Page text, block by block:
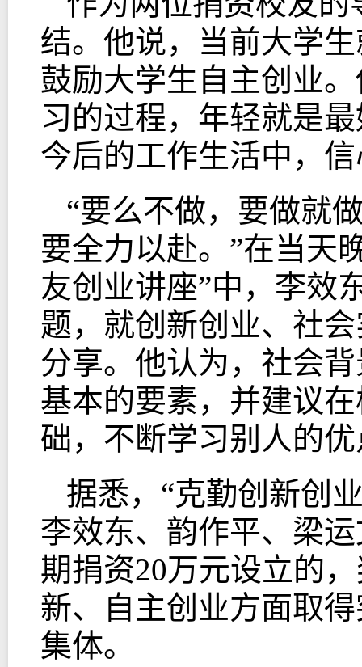
结。他说，当前大学
鼓励大学生自主创业
习的过程，年轻就是
今后的工作生活中，
“要么不做，要做就
要全力以赴。”在当天
友创业讲座”中，李效
题，就创新创业、社
分享。他认为，社会
基本的要素，并建议
础，不断学习别人的
据悉，“克勤创新创
李效东、韵作平、梁
期捐资20万元设立的
新、自主创业方面取
集体。